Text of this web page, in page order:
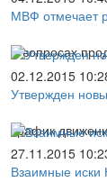
МВФ отмечает
В вопросах
02.12.2015
Утвержден
График
27.11.2015
Взаимные иски